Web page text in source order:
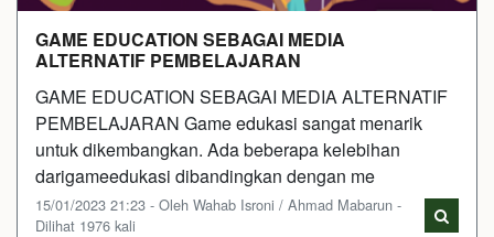
GAME EDUCATION SEBAGAI MEDIA
ALTERNATIF PEMBELAJARAN
GAME EDUCATION SEBAGAI MEDIA ALTERNATIF
PEMBELAJARAN Game edukasi sangat menarik
untuk dikembangkan. Ada beberapa kelebihan
darigameedukasi dibandingkan dengan me
15/01/2023 21:23 - Oleh Wahab Isroni / Ahmad Mabarun -
Dilihat 1976 kali